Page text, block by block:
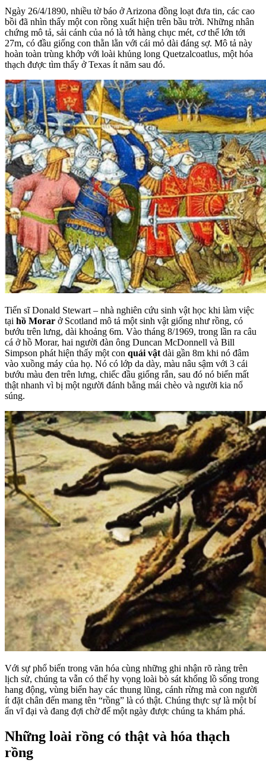
Ngày 26/4/1890, nhiều tờ báo ở Arizona đồng loạt đưa tin, các cao
bồi đã nhìn thấy một con rồng xuất hiện trên bầu trời. Những nhân
chứng mô tả, sải cánh của nó là tới hàng chục mét, cơ thể lớn tới
27m, có đầu giống con thằn lằn với cái mỏ dài đáng sợ. Mô tả này
hoàn toàn trùng khớp với loài khủng long Quetzalcoatlus, một hóa
thạch được tìm thấy ở Texas ít năm sau đó.
Tiến sĩ Donald Stewart – nhà nghiên cứu sinh vật học khi làm việc
tại hồ Morar ở Scotland mô tả một sinh vật giống như rồng, có
bướu trên lưng, dài khoảng 6m. Vào tháng 8/1969, trong lần ra câu
cá ở hồ Morar, hai người đàn ông Duncan McDonnell và Bill
Simpson phát hiện thấy một con quái vật dài gần 8m khi nó đâm
vào xuồng máy của họ. Nó có lớp da dày, màu nâu sậm với 3 cái
bướu màu đen trên lưng, chiếc đầu giống rắn, sau đó nó biến mất
thật nhanh vì bị một người đánh bằng mái chèo và người kia nổ
súng.
Với sự phổ biến trong văn hóa cùng những ghi nhận rõ ràng trên
lịch sử, chúng ta vẫn có thể hy vọng loài bò sát khổng lồ sống trong
hang động, vùng biển hay các thung lũng, cánh rừng mà con người
ít đặt chân đến mang tên “rồng” là có thật. Chúng thực sự là một bí
ẩn vĩ đại và đang đợi chờ để một ngày được chúng ta khám phá.
Những loài rồng có thật và hóa thạch
rồng